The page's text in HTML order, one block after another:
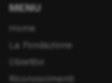
MENU
Home
La Fondazione
Obiettivi
Riconoscimenti